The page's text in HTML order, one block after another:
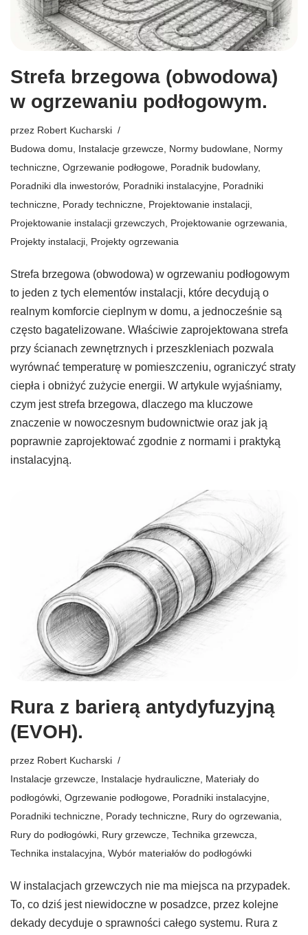
Strefa brzegowa (obwodowa)
w ogrzewaniu podłogowym.
przez Robert Kucharski
Budowa domu
Instalacje grzewcze Normy budowlane Normy
techniczne Ogrzewanie podłogowe Poradnik budowlany,
Poradniki dla inwestorów, Poradniki instalacyjne Poradniki
techniczne Porady techniczne Projektowanie instalacji
Projektowanie instalacji grzewczych
Projektowanie ogrzewania
Projekty instalacji Projekty ogrzewania
Strefa brzegowa (obwodowa) w ogrzewaniu podłogowym
to jeden z tych elementów instalacji, które decydują o
realnym komforcie cieplnym w domu, a jednocześnie są
często bagatelizowane. Właściwie zaprojektowana strefa
przy ścianach zewnętrznych i przeszkleniach pozwala
wyrównać temperaturę w pomieszczeniu, ograniczyć straty
ciepła i obniżyć zużycie energii. W artykule wyjaśniamy,
czym jest strefa brzegowa, dlaczego ma kluczowe
znaczenie w nowoczesnym budownictwie oraz jak ją
poprawnie zaprojektować zgodnie z normami i praktyką
instalacyjną.
Rura z barierą antydyfuzyjną
(EVOH).
przez Robert Kucharski
Instalacje grzewcze, Instalacje hydrauliczne, Materiały do
podłogówki, Ogrzewanie podłogowe, Poradniki instalacyjne,
Poradniki techniczne, Porady techniczne, Rury do ogrzewania,
Rury do podłogówki, Rury grzewcze, Technika grzewcza,
Technika instalacyjna, Wybór materiałów do podłogówki
W instalacjach grzewczych nie ma miejsca na przypadek.
To, co dziś jest niewidoczne w posadzce, przez kolejne
dekady decyduje o sprawności całego systemu. Rura z